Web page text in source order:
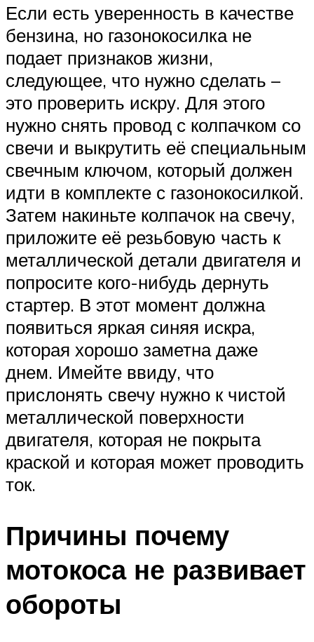
Если есть уверенность в качестве
бензина, но газонокосилка не
подает признаков жизни,
следующее, что нужно сделать –
это проверить искру. Для этого
нужно снять провод с колпачком со
свечи и выкрутить её специальным
свечным ключом, который должен
идти в комплекте с газонокосилкой.
Затем накиньте колпачок на свечу,
приложите её резьбовую часть к
металлической детали двигателя и
попросите кого-нибудь дернуть
стартер. В этот момент должна
появиться яркая синяя искра,
которая хорошо заметна даже
днем. Имейте ввиду, что
прислонять свечу нужно к чистой
металлической поверхности
двигателя, которая не покрыта
краской и которая может проводить
ток.
Причины почему
мотокоса не развивает
обороты